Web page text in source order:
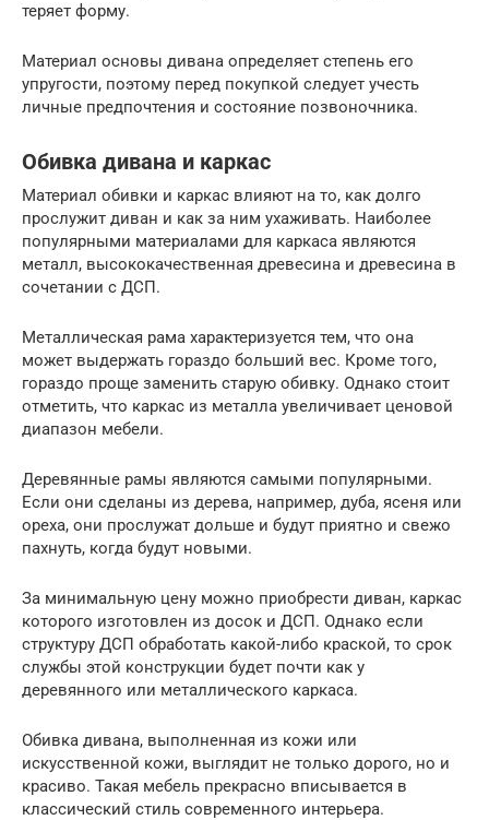
теряет форму.
Материал основы дивана определяет степень его
упругости, поэтому перед покупкой следует учесть
личные предпочтения и состояние позвоночника.
Обивка дивана и каркас
Материал обивки и каркас влияют на то, как долго
прослужит диван и как за ним ухаживать. Наиболее
популярными материалами для каркаса являются
металл, высококачественная древесина и древесина в
сочетании с ДСП.
Металлическая рама характеризуется тем, что она
может выдержать гораздо больший вес. Кроме того,
гораздо проще заменить старую обивку. Однако стоит
отметить, что каркас из металла увеличивает ценовой
диапазон мебели.
Деревянные рамы являются самыми популярными.
Если они сделаны из дерева, например, дуба, ясеня или
ореха, они прослужат дольше и будут приятно и свежо
пахнуть, когда будут новыми.
За минимальную цену можно приобрести диван, каркас
которого изготовлен из досок и ДСП. Однако если
структуру ДСП обработать какой-либо краской, то срок
службы этой конструкции будет почти как у
деревянного или металлического каркаса.
Обивка дивана, выполненная из кожи или
искусственной кожи, выглядит не только дорого, но и
красиво. Такая мебель прекрасно вписывается в
классический стиль современного интерьера.